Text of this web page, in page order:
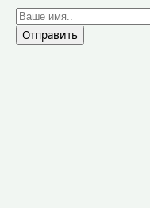
Отправить